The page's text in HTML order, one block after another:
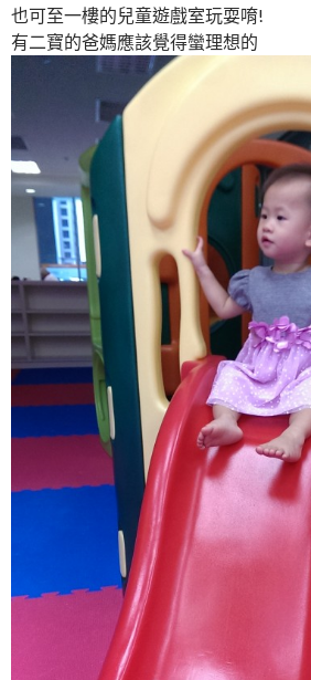
也可至一樓的兒童遊戲室玩耍唷!
有二寶的爸媽應該覺得蠻理想的